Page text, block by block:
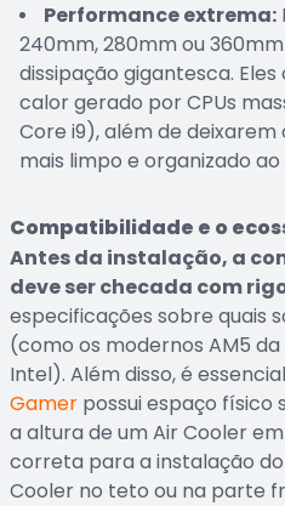
Performance extrema:
240mm, 280mm ou
dissipação gigantesca.
calor gerado por CPUs
Core i9), além de deixarem
mais limpo e organizado
Compatibilidade e o
Antes da instalação, a
deve ser checada com
especificações sobre quais
(como os modernos AM5 da
Intel). Além disso, é
Gamer possui espaço
a altura de um Air Cooler
correta para a instalação
Cooler no teto ou na parte